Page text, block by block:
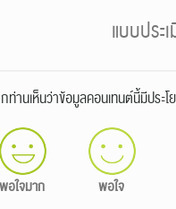
แบบประ
ท่านเห็นว่าข้อมูลคอนเทนต์นี้มีประ
อใจมาก พอใจ